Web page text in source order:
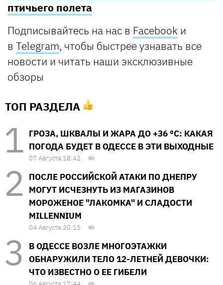
птичьего полета
Подписывайтесь на нас в Facebook и
в Telegram, чтобы быстрее узнавать все
новости и читать наши эксклюзивные
обзоры
ТОП РАЗДЕЛА
ГРОЗА, ШКВАЛЫ И ЖАРА ДО +36 °С: КАКАЯ
ПОГОДА БУДЕТ В ОДЕССЕ В ЭТИ ВЫХОДНЫЕ
07 Августа 18:42
ПОСЛЕ РОССИЙСКОЙ АТАКИ ПО ДНЕПРУ
МОГУТ ИСЧЕЗНУТЬ ИЗ МАГАЗИНОВ
МОРОЖЕНОЕ "ЛАКОМКА" И СЛАДОСТИ
MILLENNIUM
04 Августа 20:15
В ОДЕССЕ ВОЗЛЕ МНОГОЭТАЖКИ
ОБНАРУЖИЛИ ТЕЛО 12-ЛЕТНЕЙ ДЕВОЧКИ:
ЧТО ИЗВЕСТНО О ЕЕ ГИБЕЛИ